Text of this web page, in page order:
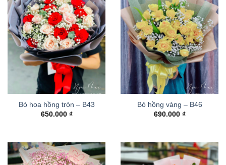
Bó hoa hồng tròn – B43
650.000 ₫
Bó hồng vàng – B46
690.000 ₫